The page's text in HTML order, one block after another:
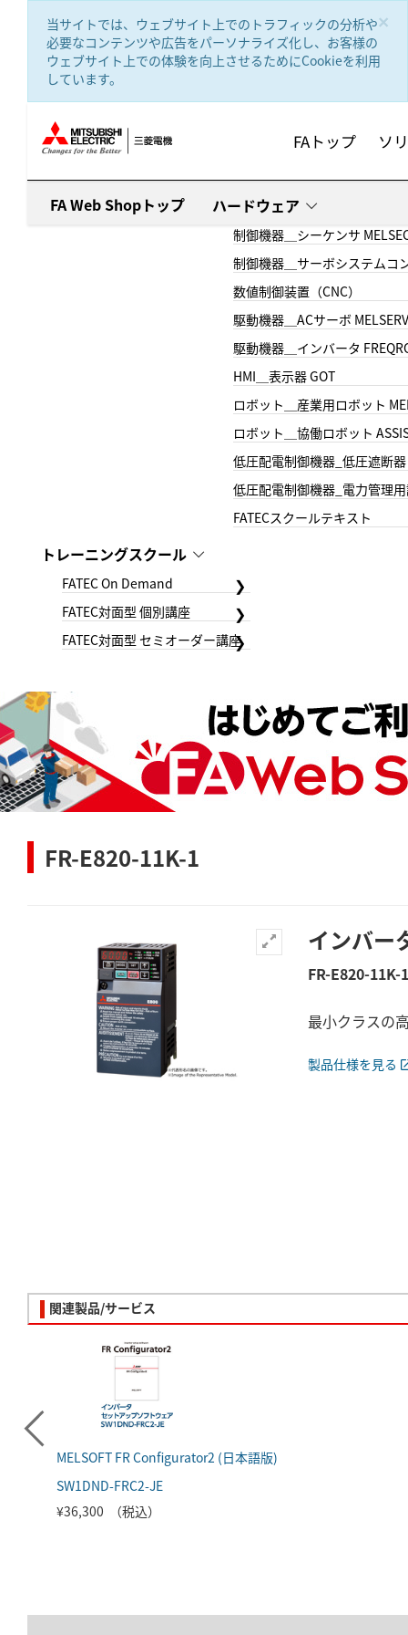
×
当サイトでは、ウェブサイト上でのトラフィックの分析や
必要なコンテンツや広告をパーソナライズ化し、お客様の
ウェブサイト上での体験を向上させるためにCookieを利用
しています。
FAトップ ソ
FA Web Shopトップ ハードウェア
制御機器＿シーケンサ
制御機器＿サーボシステムコ
数値制御装置（CNC）
駆動機器＿ACサーボ
駆動機器＿インバータ
HMI＿表示器 GOT
ロボット＿産業用ロボット
ロボット＿協働ロボット
低圧配電制御機器_低圧遮断器
低圧配電制御機器_電力管理
FATECスクールテキスト
トレーニングスクール
FATEC On Demand
FATEC対面型 個別講座
FATEC対面型 セミオーダー講座
FR-E820-11K-1
インバー
FR-E820-11K-1
最小クラスの
製品仕様を見る
関連製品/サービス
MELSOFT FR Configurator2 (日本語版)
SW1DND-FRC2-JE
¥36,300 （税込）